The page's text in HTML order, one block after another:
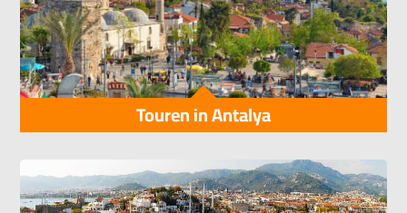
Touren in Antalya